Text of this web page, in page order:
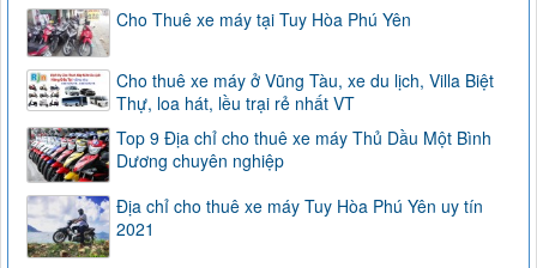
Cho Thuê xe máy tại Tuy Hòa Phú Yên
Cho thuê xe máy ở Vũng Tàu, xe du lịch, Villa Biệt
Thự, loa hát, lều trại rẻ nhất VT
Top 9 Địa chỉ cho thuê xe máy Thủ Dầu Một Bình
Dương chuyên nghiệp
Địa chỉ cho thuê xe máy Tuy Hòa Phú Yên uy tín
2021